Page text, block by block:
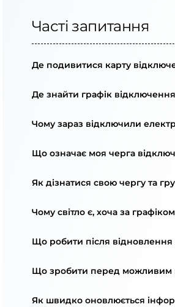
Часті запитання
Де подивитися карту
Де знайти графік відключення
Чому зараз відключили
Що означає моя черга
Як дізнатися свою чергу та
Чому світло є, хоча за
Що робити після відновлення
Що зробити перед можливим
Як швидко оновлюється